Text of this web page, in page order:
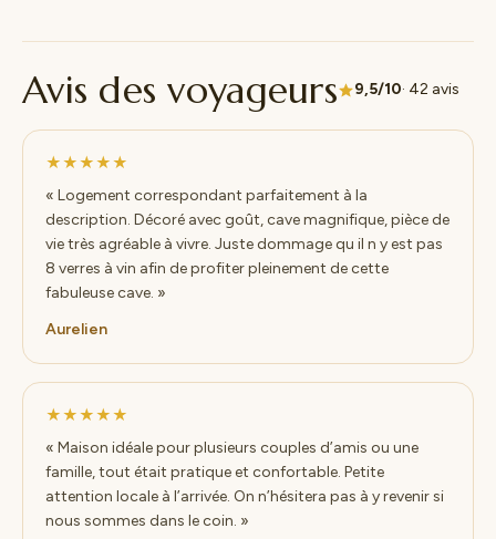
Avis des voyageurs 9,5/10· 42 avis
★★★★★
« Logement correspondant parfaitement à la
description. Décoré avec goût, cave magnifique, pièce de
vie très agréable à vivre. Juste dommage qu il n y est pas
8 verres à vin afin de profiter pleinement de cette
fabuleuse cave. »
Aurelien
★★★★★
« Maison idéale pour plusieurs couples d’amis ou une
famille, tout était pratique et confortable. Petite
attention locale à l’arrivée. On n’hésitera pas à y revenir si
nous sommes dans le coin. »